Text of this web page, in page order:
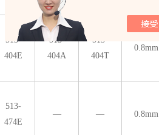
513-
404E
513-
404A
513-
404T
0.8mm
513-
474E
— — 0.8mm